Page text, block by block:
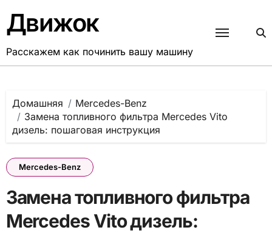
содержанию
Движок
Расскажем как починить вашу машину
Домашняя
Mercedes-Benz
Замена топливного фильтра Mercedes Vito
дизель: пошаговая инструкция
Mercedes-Benz
Замена топливного фильтра
Mercedes Vito дизель: